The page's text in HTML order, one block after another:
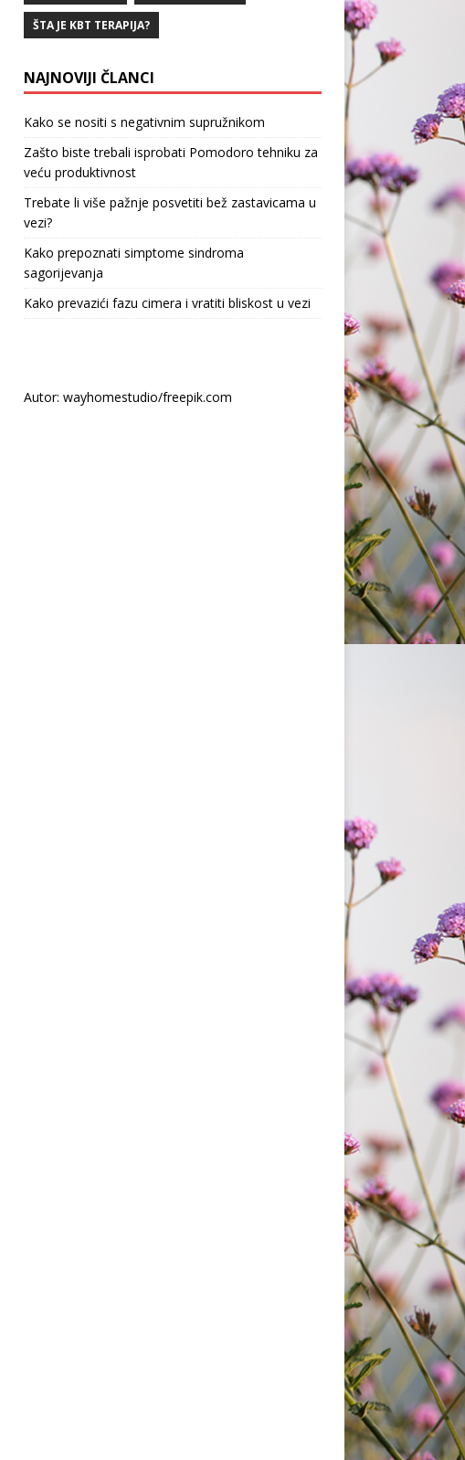
ŠTA JE KBT TERAPIJA?
NAJNOVIJI ČLANCI
Kako se nositi s negativnim supružnikom
Zašto biste trebali isprobati Pomodoro tehniku za
veću produktivnost
Trebate li više pažnje posvetiti bež zastavicama u
vezi?
Kako prepoznati simptome sindroma
sagorijevanja
Kako prevazići fazu cimera i vratiti bliskost u vezi
Autor: wayhomestudio/freepik.com